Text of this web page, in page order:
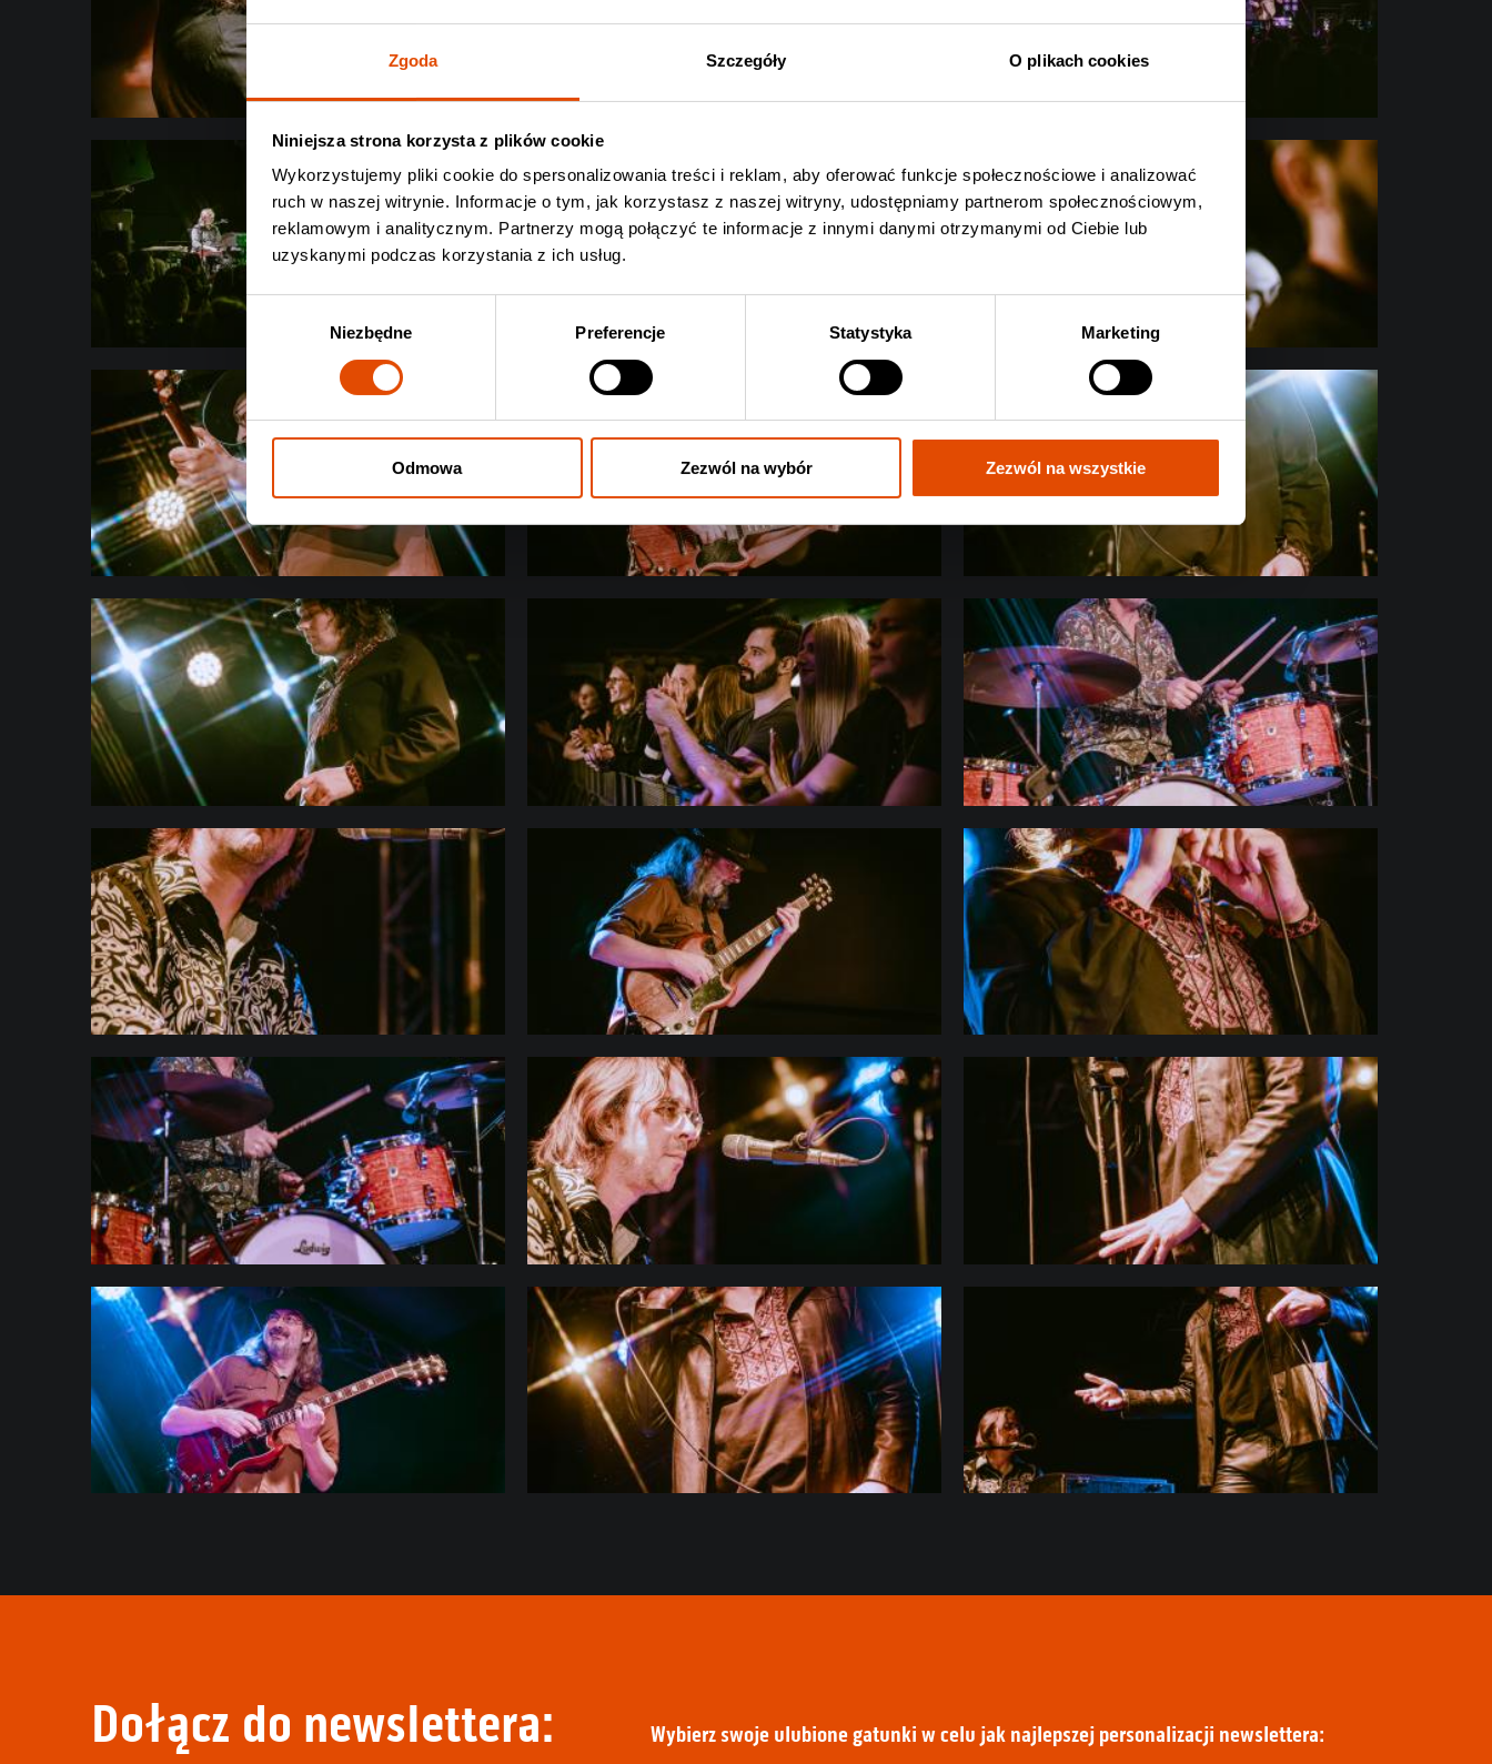
Zgoda Szczegóły O plikach cookies
Niniejsza strona korzysta z plików cookie
Wykorzystujemy pliki cookie do spersonalizowania treści i reklam, aby oferować funkcje społecznościowe i analizować
ruch w naszej witrynie. Informacje o tym, jak korzystasz z naszej witryny, udostępniamy partnerom społecznościowym,
reklamowym i analitycznym. Partnerzy mogą połączyć te informacje z innymi danymi otrzymanymi od Ciebie lub
uzyskanymi podczas korzystania z ich usług.
Wybór
Niezbędne Preferencje Statystyka Marketing
Odmowa Zezwól na wybór Zezwól na wszystkie
Dołącz do newslettera: Wybierz swoje ulubione gatunki w celu jak najlepszej personalizacji newslettera: